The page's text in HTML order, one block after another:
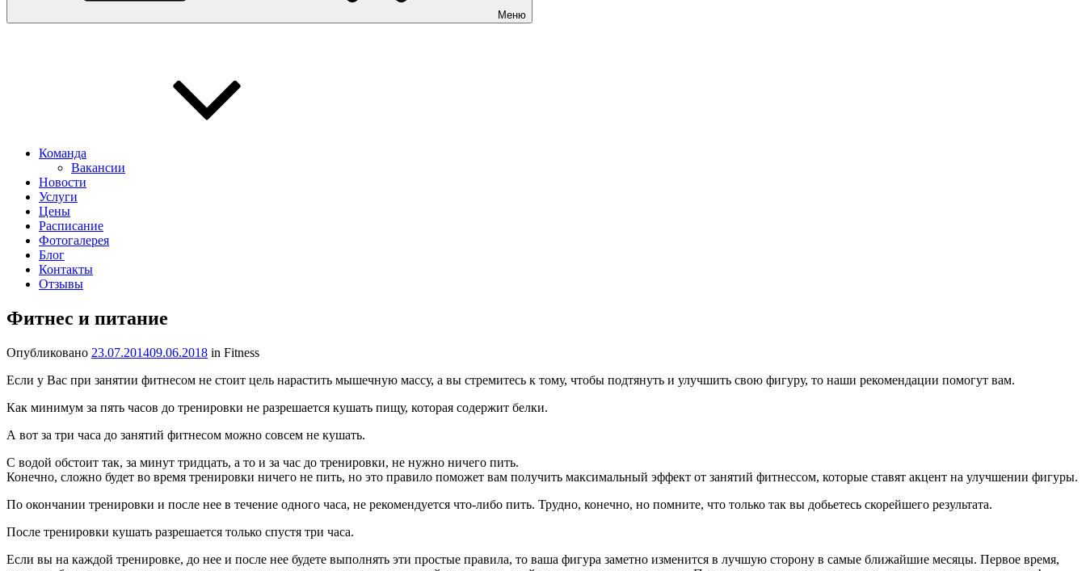
Меню
Команда
Вакансии
Новости
Услуги
Цены
Расписание
Фотогалерея
Блог
Контакты
Отзывы
Фитнес и питание
Опубликовано 23.07.201409.06.2018 in Fitness
Если у Вас при занятии фитнесом не стоит цель нарастить мышечную массу, а вы стремитесь к тому, чтобы подтянуть и улучшить свою фигуру, то наши рекомендации помогут вам.
Как минимум за пять часов до тренировки не разрешается кушать пищу, которая содержит белки.
А вот за три часа до занятий фитнесом можно совсем не кушать.
С водой обстоит так, за минут тридцать, а то и за час до тренировки, не нужно ничего пить.
Конечно, сложно будет во время тренировки ничего не пить, но это правило поможет вам получить максимальный эффект от занятий фитнессом, которые ставят акцент на улучшении фигуры.
По окончании тренировки и после нее в течение одного часа, не рекомендуется что-либо пить. Трудно, конечно, но помните, что только так вы добьетесь скорейшего результата.
После тренировки кушать разрешается только спустя три часа.
Если вы на каждой тренировке, до нее и после нее будете выполнять эти простые правила, то ваша фигура заметно изменится в лучшую сторону в самые ближайшие месяцы. Первое время,